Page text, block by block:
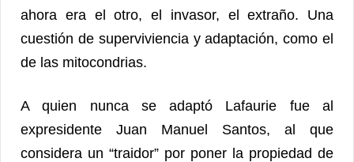
ahora era el otro, el invasor, el extraño. Una
cuestión de superviviencia y adaptación, como el
de las mitocondrias.
A quien nunca se adaptó Lafaurie fue al
expresidente Juan Manuel Santos, al que
considera un “traidor” por poner la propiedad de